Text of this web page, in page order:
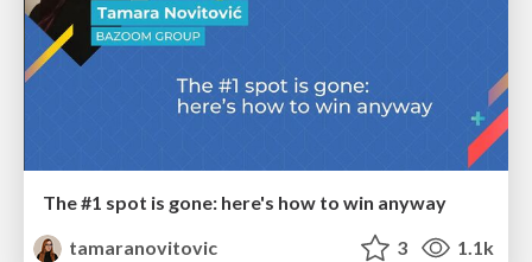
The #1 spot is gone: here's how to win anyway
tamaranovitovic
3 1.1k